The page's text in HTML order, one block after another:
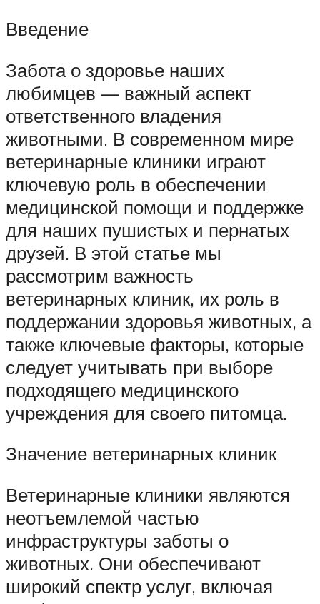
Введение
Забота о здоровье наших
любимцев — важный аспект
ответственного владения
животными. В современном мире
ветеринарные клиники играют
ключевую роль в обеспечении
медицинской помощи и поддержке
для наших пушистых и пернатых
друзей. В этой статье мы
рассмотрим важность
ветеринарных клиник, их роль в
поддержании здоровья животных, а
также ключевые факторы, которые
следует учитывать при выборе
подходящего медицинского
учреждения для своего питомца.
Значение ветеринарных клиник
Ветеринарные клиники являются
неотъемлемой частью
инфраструктуры заботы о
животных. Они обеспечивают
широкий спектр услуг, включая